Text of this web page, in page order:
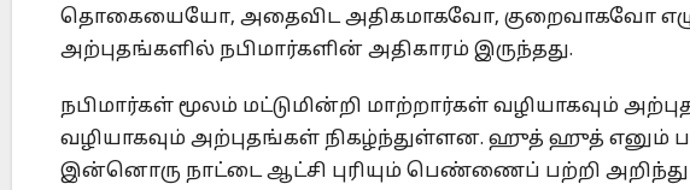
தொகையையோ, அதைவிட அதிகமாகவோ, குறைவாகவோ
அற்புதங்களில் நபிமார்களின் அதிகாரம் இருந்தது.
நபிமார்கள் மூலம் மட்டுமின்றி மாற்றார்கள் வழியாகவும்
வழியாகவும் அற்புதங்கள் நிகழ்ந்துள்ளன. ஹுத் ஹுத் எனும்
இன்னொரு நாட்டை ஆட்சி புரியும் பெண்ணைப் பற்றி